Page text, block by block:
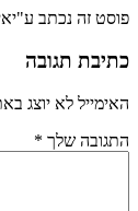
פוסט זה נכתב
כתיבת תגובה
האימייל לא יוצג
התגובה שלך *